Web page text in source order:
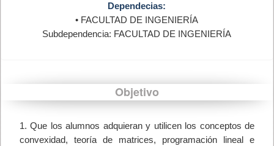
Dependecias:
• FACULTAD DE INGENIERÍA
Subdependencia: FACULTAD DE INGENIERÍA
Objetivo
1. Que los alumnos adquieran y utilicen los conceptos de
convexidad, teoría de matrices, programación lineal e